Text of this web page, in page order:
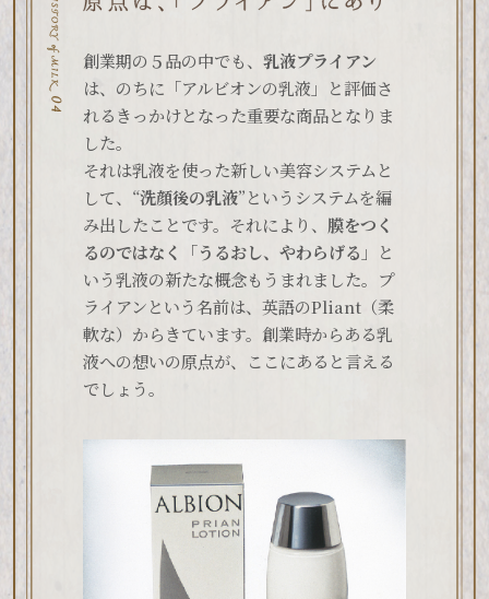
創業期の５品の中でも、 乳液プライアン
は、のちに「アルビオンの乳液」と評価さ
れるきっかけとなった重要な商品となりま
した。
それは乳液を使った新しい美容システムと
して、“洗顔後の乳液”というシステムを編
み出したことです。それにより、 膜をつく
るのではなく
「うるおし、やわらげる 」と
いう乳液の新たな概念もうまれました。プ
ライアンという名前は、英語のPliant（柔
軟な）からきています。創業時からある乳
液への想いの原点が、ここにあると言える
でしょう。